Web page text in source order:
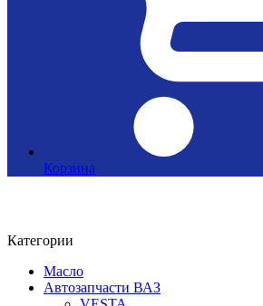
Корзина
Категории
Масло
Автозапчасти ВАЗ